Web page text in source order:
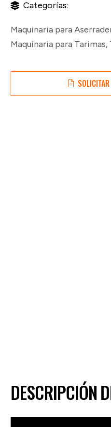
Categorías:
Maquinaria para
Maquinaria para Tarimas,
DESCRIPCIÓN